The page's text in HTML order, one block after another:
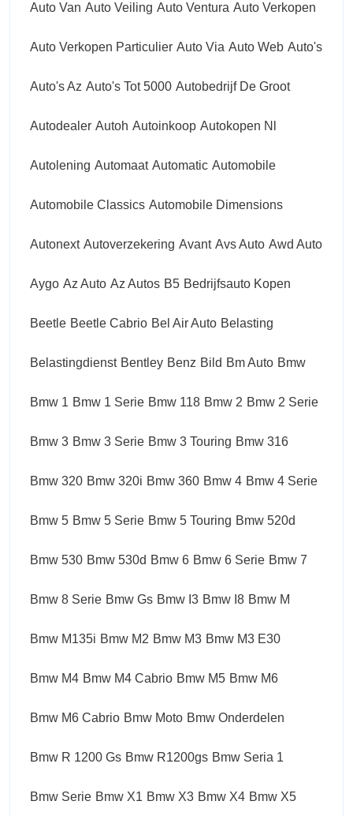
Auto Van Auto Veiling Auto Ventura Auto Verkopen
Auto Verkopen Particulier Auto Via Auto Web Auto's
Auto's Az Auto's Tot 5000 Autobedrijf De Groot
Autodealer Autoh Autoinkoop Autokopen Nl
Autolening Automaat Automatic Automobile
Automobile Classics Automobile Dimensions
Autonext Autoverzekering Avant Avs Auto Awd Auto
Aygo Az Auto Az Autos B5 Bedrijfsauto Kopen
Beetle Beetle Cabrio Bel Air Auto Belasting
Belastingdienst Bentley Benz Bild Bm Auto Bmw
Bmw 1 Bmw 1 Serie Bmw 118 Bmw 2 Bmw 2 Serie
Bmw 3 Bmw 3 Serie Bmw 3 Touring Bmw 316
Bmw 320 Bmw 320i Bmw 360 Bmw 4 Bmw 4 Serie
Bmw 5 Bmw 5 Serie Bmw 5 Touring Bmw 520d
Bmw 530 Bmw 530d Bmw 6 Bmw 6 Serie Bmw 7
Bmw 8 Serie Bmw Gs Bmw I3 Bmw I8 Bmw M
Bmw M135i Bmw M2 Bmw M3 Bmw M3 E30
Bmw M4 Bmw M4 Cabrio Bmw M5 Bmw M6
Bmw M6 Cabrio Bmw Moto Bmw Onderdelen
Bmw R 1200 Gs Bmw R1200gs Bmw Seria 1
Bmw Serie Bmw X1 Bmw X3 Bmw X4 Bmw X5